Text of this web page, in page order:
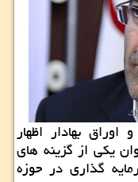
بهادار اظهار
یكی از گزینه های
گذاری در حوزه